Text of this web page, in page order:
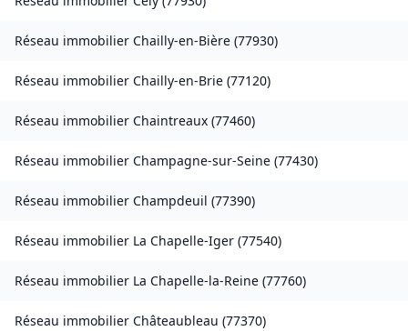
Réseau immobilier Chailly-en-Bière (77930)
Réseau immobilier Chailly-en-Brie (77120)
Réseau immobilier Chaintreaux (77460)
Réseau immobilier Champagne-sur-Seine (77430)
Réseau immobilier Champdeuil (77390)
Réseau immobilier La Chapelle-Iger (77540)
Réseau immobilier La Chapelle-la-Reine (77760)
Réseau immobilier Châteaubleau (77370)